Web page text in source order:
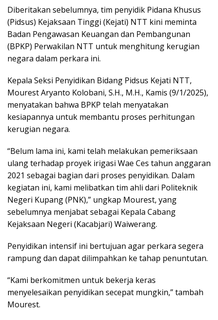
Diberitakan sebelumnya, tim penyidik Pidana Khusus
(Pidsus) Kejaksaan Tinggi (Kejati) NTT kini meminta
Badan Pengawasan Keuangan dan Pembangunan
(BPKP) Perwakilan NTT untuk menghitung kerugian
negara dalam perkara ini.
Kepala Seksi Penyidikan Bidang Pidsus Kejati NTT,
Mourest Aryanto Kolobani, S.H., M.H., Kamis (9/1/2025),
menyatakan bahwa BPKP telah menyatakan
kesiapannya untuk membantu proses perhitungan
kerugian negara.
“Belum lama ini, kami telah melakukan pemeriksaan
ulang terhadap proyek irigasi Wae Ces tahun anggaran
2021 sebagai bagian dari proses penyidikan. Dalam
kegiatan ini, kami melibatkan tim ahli dari Politeknik
Negeri Kupang (PNK),” ungkap Mourest, yang
sebelumnya menjabat sebagai Kepala Cabang
Kejaksaan Negeri (Kacabjari) Waiwerang.
Penyidikan intensif ini bertujuan agar perkara segera
rampung dan dapat dilimpahkan ke tahap penuntutan.
“Kami berkomitmen untuk bekerja keras
menyelesaikan penyidikan secepat mungkin,” tambah
Mourest.